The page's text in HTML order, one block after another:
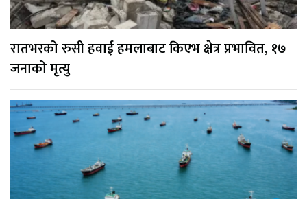
रातभरको रुसी हवाई हमलाबाट किएभ क्षेत्र प्रभावित, १७
जनाको मृत्यु